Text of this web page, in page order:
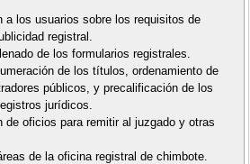
a los usuarios sobre los requisitos de
registral.
de los formularios registrales.
de los títulos, ordenamiento de
públicos, y precalificación de los
jurídicos.
de oficios para remitir al juzgado y otras
de la oficina registral de chimbote.